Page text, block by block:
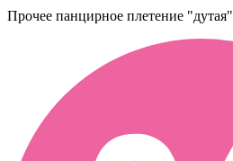
Прочее панцирное плетение "дутая"